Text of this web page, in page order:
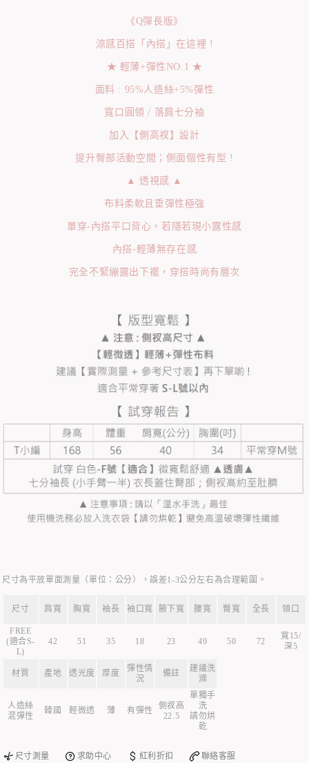
《Q彈長版》
涼感百搭「內搭」在這裡 !
★ 輕薄+彈性NO.1 ★
面料 : 95%人造絲+5%彈性
寬口圓領 / 落肩七分袖
加入【側高衩】設計
提升臀部活動空間；側面個性有型 !
▲ 透視感 ▲
布料柔軟且垂彈性極強
單穿-內搭平口背心，若隱若現小露性感
內搭-輕薄無存在感
完全不緊繃露出下襬，穿搭時尚有層次
尺寸為平放單面測量（單位：公分），誤差1-3公分左右為合理範圍。
尺寸 肩寬 胸寬 袖長 袖口寬 腋下寬 腰寬 臀寬 全長 領口
FREE
(適合S-
L)
42 51 35 18 23 49 50 72
寬15/
深5
材質 產地 透光度 厚度
彈性情
況
備註
建議洗
滌
人造絲
混彈性
韓國 輕微透 薄 有彈性
側衩高
22.5
單獨手
洗
請勿烘
乾
尺寸測量 求助中心 紅利折扣 聯絡客服